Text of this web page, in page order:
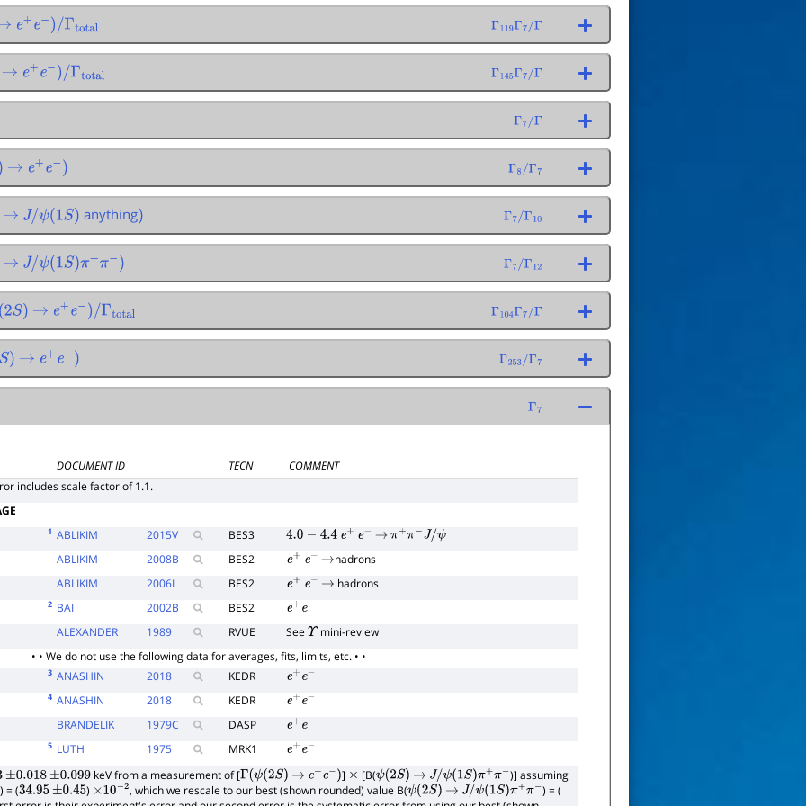
e+ e− /Γtotal Γ 119Γ 7/Γ
→ e+ e− /Γtotal Γ 145Γ 7/Γ
Γ 7/Γ
→ e+ e− Γ 8/Γ7
→ J/ψ(1S) anything) Γ 7/Γ10
→ J/ψ(1S)π+π− ) Γ 7/Γ12
S) → e+ e− /Γtotal Γ 104Γ 7/Γ
→ e+ e− Γ 253/Γ7
Γ 7
DOCUMENT ID TECN
COMMENT
includes scale factor of 1.1.
1 ABLIKIM 2015V BES3 4.0−4.4 e+ e− → π+π−J/ψ
ABLIKIM 2008B BES2 e+ e− → hadrons
ABLIKIM 2006L BES2 e+ e− → hadrons
2 BAI 2002B BES2 e+e−
ALEXANDER 1989 RVUE SeeΥ mini-review
• • We do not use the following data for averages, fits, limits, etc. • •
3 ANASHIN 2018 KEDR e+e−
4 ANASHIN 2018 KEDR e+e−
BRANDELIK 1979C DASP e+e−
5 LUTH 1975 MRK1 e+e−
±0.018 ±0.099 keV from a measurement of [Γ(ψ(2S) → e+e−) ] × [B(ψ(2S) → J/ψ(1S)π+π−
)] assuming
) = (34.95 ±0.45 ) ×10−2 , which we rescale to our best (shown rounded) value B(ψ(2S) → J/ψ(1S)π+π−
) = (